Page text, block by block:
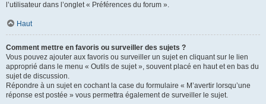
l’utilisateur dans l’onglet « Préférences du forum ».
Haut
Comment mettre en favoris ou surveiller des sujets ?
Vous pouvez ajouter aux favoris ou surveiller un sujet en cliquant sur le lien
approprié dans le menu « Outils de sujet », souvent placé en haut et en bas du
sujet de discussion.
Répondre à un sujet en cochant la case du formulaire « M’avertir lorsqu’une
réponse est postée » vous permettra également de surveiller le sujet.